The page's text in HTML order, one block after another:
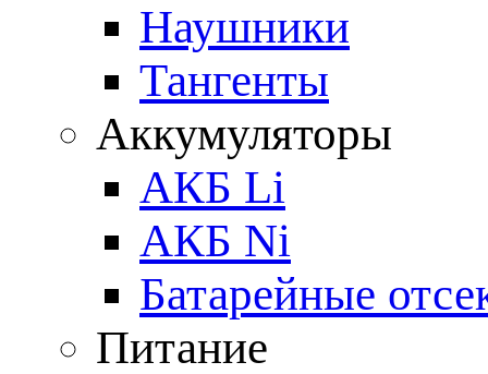
Наушники
Тангенты
Аккумуляторы
АКБ Li
АКБ Ni
Батарейные
Питание